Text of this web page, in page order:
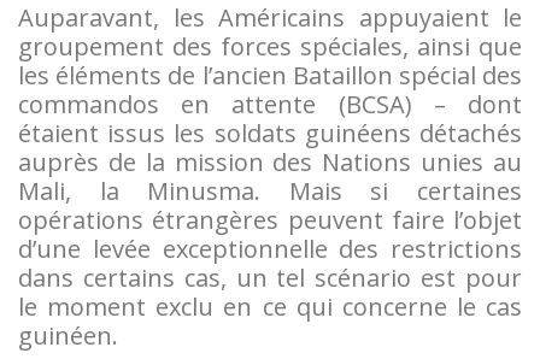
Auparavant, les Américains appuyaient le
groupement des forces spéciales, ainsi que
les éléments de l’ancien Bataillon spécial des
commandos en attente (BCSA) – dont
étaient issus les soldats guinéens détachés
auprès de la mission des Nations unies au
Mali, la Minusma. Mais si certaines
opérations étrangères peuvent faire l’objet
d’une levée exceptionnelle des restrictions
dans certains cas, un tel scénario est pour
le moment exclu en ce qui concerne le cas
guinéen.